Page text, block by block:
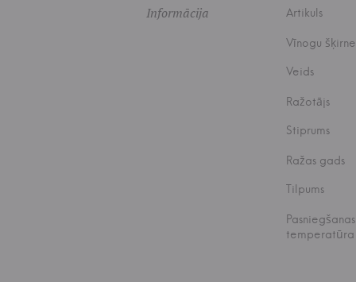
Informācija Artikuls
Vīnogu šķirne
Veids
Ražotājs
Stiprums
Ražas gads
Tilpums
Pasniegšanas
temperatūra